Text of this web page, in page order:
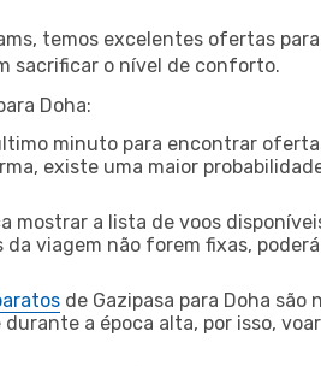
temos excelentes ofertas
sacrificar o nível de conforto.
Doha:
minuto para encontrar
existe uma maior
mostrar a lista de voos
viagem não forem fixas,
de Gazipasa para Doha
a época alta, por isso,